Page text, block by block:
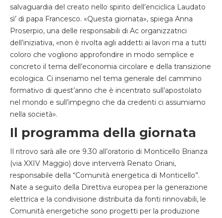
salvaguardia del creato nello spirito dell’enciclica Laudato
sì’ di papa Francesco. «Questa giornata», spiega Anna
Proserpio, una delle responsabili di Ac organizzatrici
dell’iniziativa, «non è rivolta agli addetti ai lavori ma a tutti
coloro che vogliono approfondire in modo semplice e
concreto il tema dell’economia circolare e della transizione
ecologica. Ci inseriamo nel tema generale del cammino
formativo di quest’anno che è incentrato sull’apostolato
nel mondo e sull’impegno che da credenti ci assumiamo
nella società».
Il programma della giornata
Il ritrovo sarà alle ore 9.30 all’oratorio di Monticello Brianza
(via XXIV Maggio) dove interverrà Renato Oriani,
responsabile della “Comunità energetica di Monticello”.
Nate a seguito della Direttiva europea per la generazione
elettrica e la condivisione distribuita da fonti rinnovabili, le
Comunità energetiche sono progetti per la produzione